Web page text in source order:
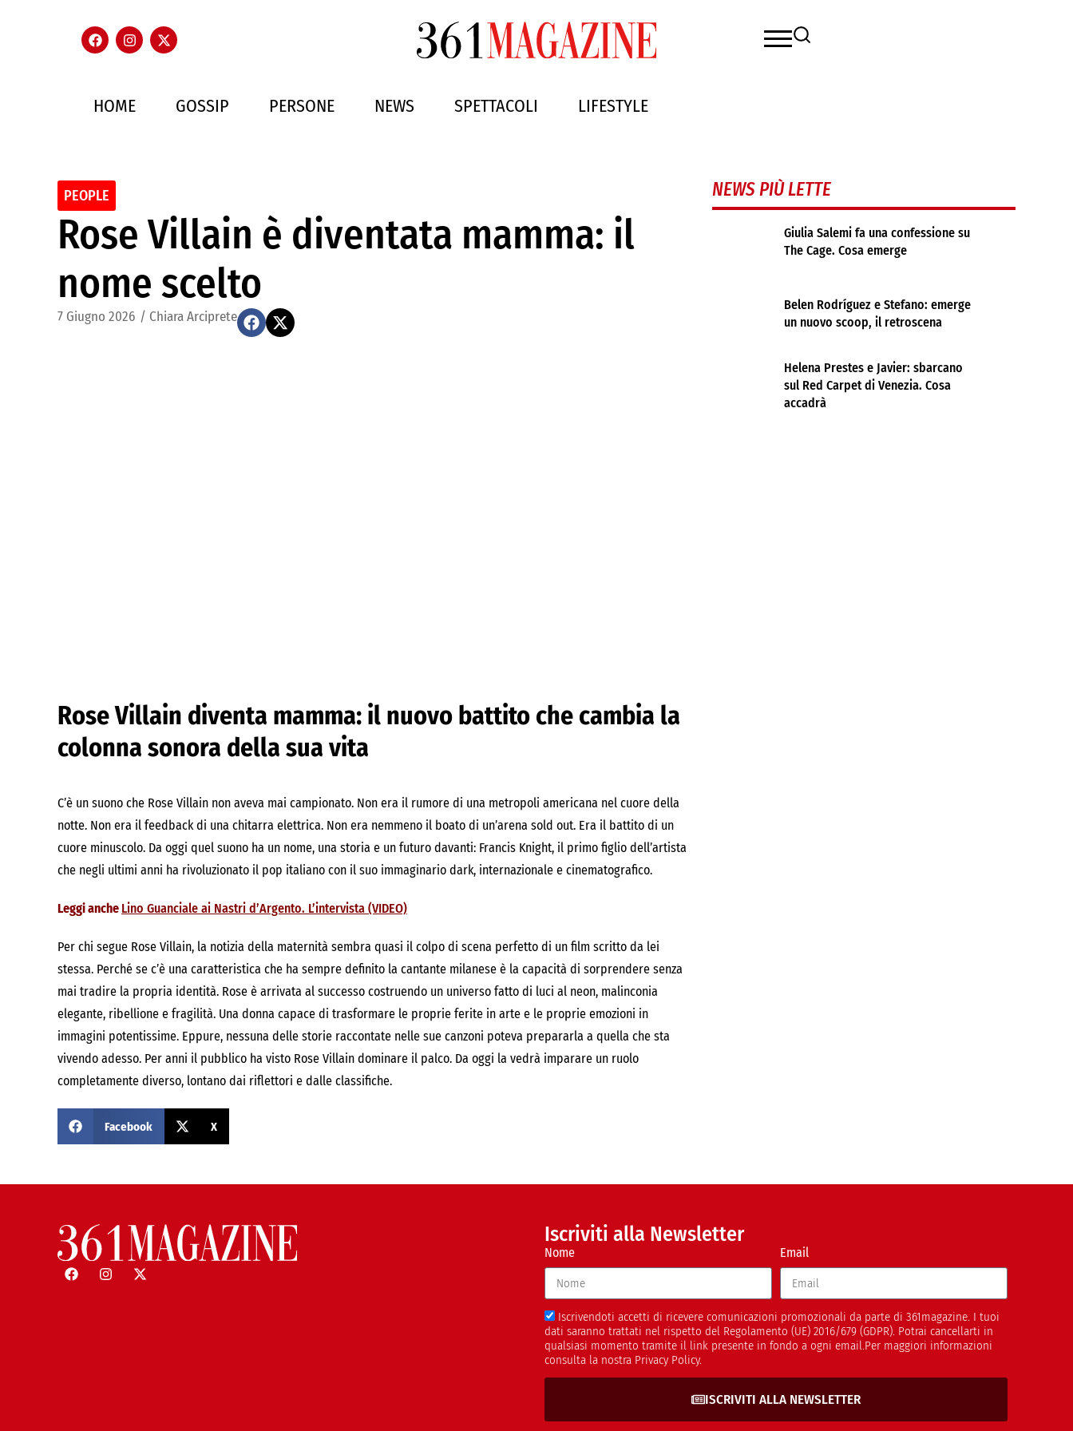
HOME GOSSIP PERSONE NEWS SPETTACOLI LIFESTYLE
PEOPLE
Rose Villain è diventata mamma: il
nome scelto
7 Giugno 2026 / Chiara Arciprete
Rose Villain diventa mamma: il nuovo battito che cambia la
colonna sonora della sua vita
C’è un suono che Rose Villain non aveva mai campionato. Non era il rumore di una metropoli americana nel cuore della
notte. Non era il feedback di una chitarra elettrica. Non era nemmeno il boato di un’arena sold out. Era il battito di un
cuore minuscolo. Da oggi quel suono ha un nome, una storia e un futuro davanti: Francis Knight, il primo figlio dell’artista
che negli ultimi anni ha rivoluzionato il pop italiano con il suo immaginario dark, internazionale e cinematografico.
Leggi anche Lino Guanciale ai Nastri d’Argento. L’intervista (VIDEO)
Per chi segue Rose Villain, la notizia della maternità sembra quasi il colpo di scena perfetto di un film scritto da lei
stessa. Perché se c’è una caratteristica che ha sempre definito la cantante milanese è la capacità di sorprendere senza
mai tradire la propria identità. Rose è arrivata al successo costruendo un universo fatto di luci al neon, malinconia
elegante, ribellione e fragilità. Una donna capace di trasformare le proprie ferite in arte e le proprie emozioni in
immagini potentissime. Eppure, nessuna delle storie raccontate nelle sue canzoni poteva prepararla a quella che sta
vivendo adesso. Per anni il pubblico ha visto Rose Villain dominare il palco. Da oggi la vedrà imparare un ruolo
completamente diverso, lontano dai riflettori e dalle classifiche.
Facebook X
NEWS PIÙ LETTE
Giulia Salemi fa una confessione su
The Cage. Cosa emerge
Belen Rodríguez e Stefano: emerge
un nuovo scoop, il retroscena
Helena Prestes e Javier: sbarcano
sul Red Carpet di Venezia. Cosa
accadrà
Iscriviti alla Newsletter
Nome Email
Iscrivendoti accetti di ricevere comunicazioni promozionali da parte di 361magazine. I tuoi
dati saranno trattati nel rispetto del Regolamento (UE) 2016/679 (GDPR). Potrai cancellarti in
qualsiasi momento tramite il link presente in fondo a ogni email.Per maggiori informazioni
consulta la nostra Privacy Policy.
ISCRIVITI ALLA NEWSLETTER